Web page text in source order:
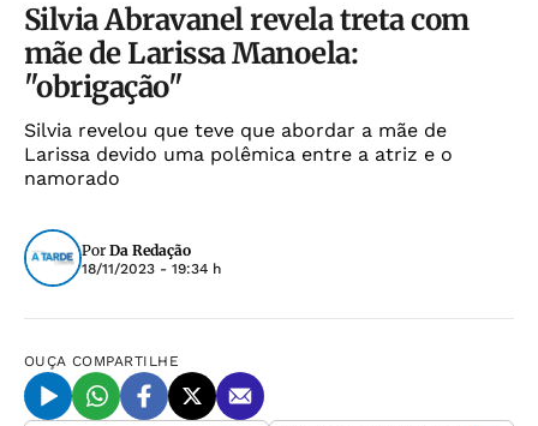
Silvia Abravanel revela treta com
mãe de Larissa Manoela:
"obrigação"
Silvia revelou que teve que abordar a mãe de
Larissa devido uma polêmica entre a atriz e o
namorado
Por Da Redação
18/11/2023 - 19:34 h
OUÇA COMPARTILHE